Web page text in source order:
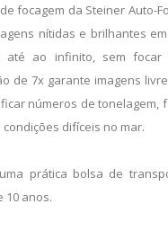
focagem da Steiner Auto-
nítidas e brilhantes
até ao infinito, sem focar
de 7x garante imagens
números de tonelagem,
condições difíceis no mar.
prática bolsa de
10 anos.